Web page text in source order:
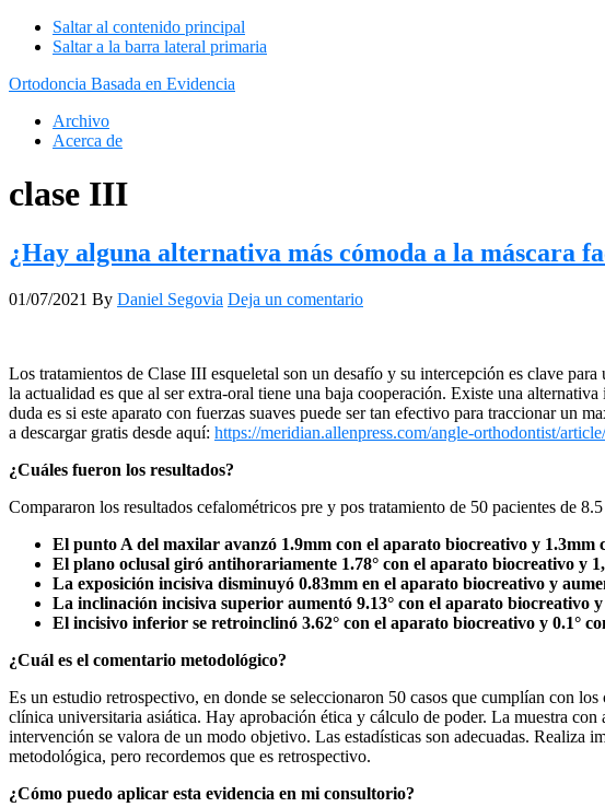
Saltar al contenido principal
Saltar a la barra lateral primaria
Ortodoncia Basada en Evidencia
Archivo
Acerca de
clase III
¿Hay alguna alternativa más cómoda a la máscara
01/07/2021 By Daniel Segovia Deja un comentario
Los tratamientos de Clase III esqueletal son un desafío y su intercepción es clave
la actualidad es que al ser extra-oral tiene una baja cooperación. Existe una
duda es si este aparato con fuerzas suaves puede ser tan efectivo para traccionar
a descargar gratis desde aquí: https://meridian.allenpress.com/angle-orthodontist/
¿Cuáles fueron los resultados?
Compararon los resultados cefalométricos pre y pos tratamiento de 50 pacientes de
El punto A del maxilar avanzó 1.9mm con el aparato biocreativo y 1.3mm
El plano oclusal giró antihorariamente 1.78° con el aparato biocreativo y
La exposición incisiva disminuyó 0.83mm en el aparato biocreativo y
La inclinación incisiva superior aumentó 9.13° con el aparato biocreativo y
El incisivo inferior se retroinclinó 3.62° con el aparato biocreativo y 0.1°
¿Cuál es el comentario metodológico?
Es un estudio retrospectivo, en donde se seleccionaron 50 casos que cumplían con
clínica universitaria asiática. Hay aprobación ética y cálculo de poder. La muestra
intervención se valora de un modo objetivo. Las estadísticas son adecuadas. Realiza
metodológica, pero recordemos que es retrospectivo.
¿Cómo puedo aplicar esta evidencia en mi consultorio?